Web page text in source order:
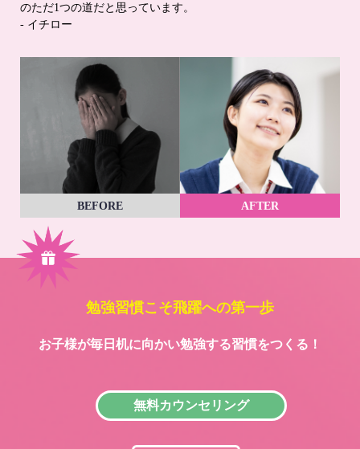
のただ1つの道だと思っています。
- イチロー
BEFORE AFTER
勉強習慣こそ飛躍への第一歩
お子様が毎日机に向かい勉強する習慣をつくる！
無料カウンセリング